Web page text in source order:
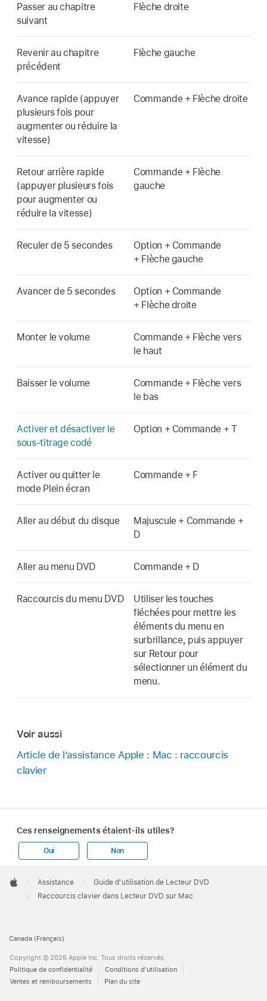
Passer au chapitre
suivant
Flèche droite
Revenir au chapitre
précédent
Flèche gauche
Avance rapide (appuyer
plusieurs fois pour
augmenter ou réduire la
vitesse)
Commande + Flèche droite
Retour arrière rapide
(appuyer plusieurs fois
pour augmenter ou
réduire la vitesse)
Commande + Flèche
gauche
Reculer de 5 secondes
Option + Commande
+ Flèche gauche
Avancer de 5 secondes
Option + Commande
+ Flèche droite
Monter le volume
Commande + Flèche vers
le haut
Baisser le volume
Commande + Flèche vers
le bas
Activer et désactiver le
sous-titrage codé
Option + Commande + T
Activer ou quitter le
mode Plein écran
Commande + F
Aller au début du disque
Majuscule + Commande +
D
Aller au menu DVD Commande + D
Raccourcis du menu DVD
Utiliser les touches
fléchées pour mettre les
éléments du menu en
surbrillance, puis appuyer
sur Retour pour
sélectionner un élément du
menu.
Voir aussi
Article de l’assistance Apple : Mac : raccourcis
clavier
Ces renseignements étaient-ils utiles?
Oui Non
Footer

Apple
Assistance
Guide d’utilisation de Lecteur DVD
Raccourcis clavier dans Lecteur DVD sur Mac
Canada (Français)
Copyright © 2026 Apple Inc. Tous droits réservés.
Politique de confidentialité
Conditions d’utilisation
Ventes et remboursements
Plan du site